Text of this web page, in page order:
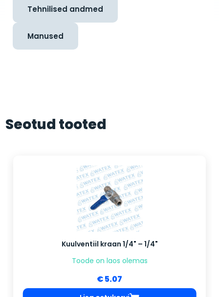
Tehnilised andmed
Manused
Seotud tooted
Kuulventiil kraan 1/4" – 1/4"
Toode on laos olemas
€ 5.07